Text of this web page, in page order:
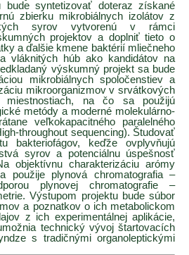
bude syntetizovať doteraz získané
zbierku mikrobiálnych izolátov z
syrov vytvorenú v rámci
projektov a doplniť tieto o
a ďalšie kmene baktérií mliečneho
vláknitých húb ako kandidátov na
výskumný projekt sa bude
mikrobiálnych spoločenstiev a
mikroorganizmov v srvátkových
miestnostiach, na čo sa použijú
metódy a moderné molekulárno-
veľkokapacitného paralelného
throughout sequencing). Študovať
bakteriofágov, keďže ovplyvňujú
syrov a potenciálnu úspešnosť
objektívnu charakterizáciu arómy
použije plynová chromatografia –
plynovej chromatografie –
Výstupom projektu bude súbor
a poznatkov o ich metabolickom
z ich experimentálnej aplikácie,
technický vývoj štartovacích
s tradičnými organoleptickými